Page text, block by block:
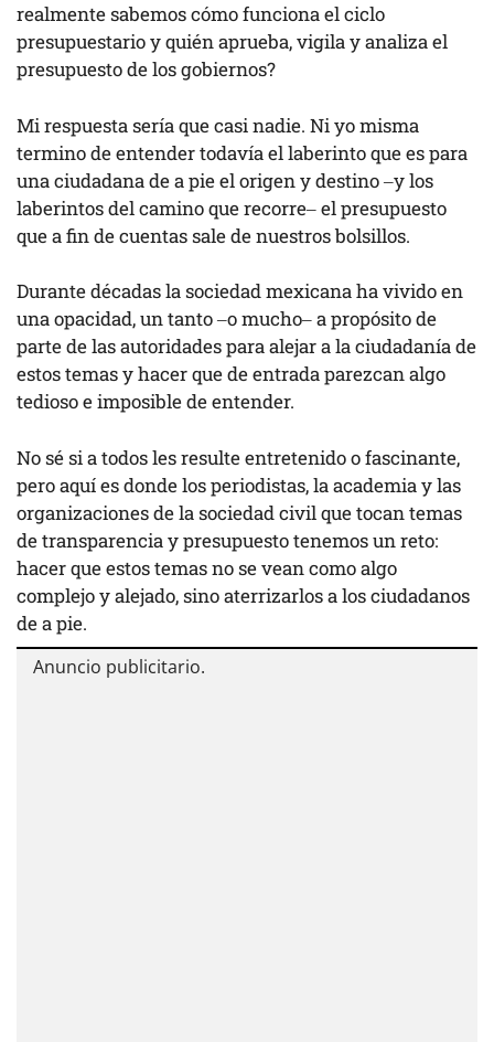
realmente sabemos cómo funciona el ciclo
presupuestario y quién aprueba, vigila y analiza el
presupuesto de los gobiernos?
Mi respuesta sería que casi nadie. Ni yo misma
termino de entender todavía el laberinto que es para
una ciudadana de a pie el origen y destino –y los
laberintos del camino que recorre– el presupuesto
que a fin de cuentas sale de nuestros bolsillos.
Durante décadas la sociedad mexicana ha vivido en
una opacidad, un tanto –o mucho– a propósito de
parte de las autoridades para alejar a la ciudadanía de
estos temas y hacer que de entrada parezcan algo
tedioso e imposible de entender.
No sé si a todos les resulte entretenido o fascinante,
pero aquí es donde los periodistas, la academia y las
organizaciones de la sociedad civil que tocan temas
de transparencia y presupuesto tenemos un reto:
hacer que estos temas no se vean como algo
complejo y alejado, sino aterrizarlos a los ciudadanos
de a pie.